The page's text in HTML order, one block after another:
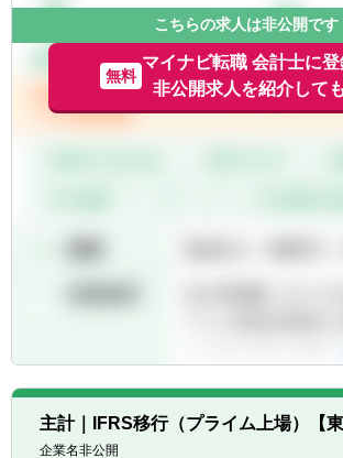
理、組織全体の業務効率
要会計論点対応（課題把握
査法人調整等）において中
■将来の組織責任者候補と
す。
■経営管理の実践として、
こちらの求人は非公開です
無料
マイナビ転職 会計士に
非公開求人を紹介して
主計｜IFRS移行（プライム上場）【東
企業名非公開